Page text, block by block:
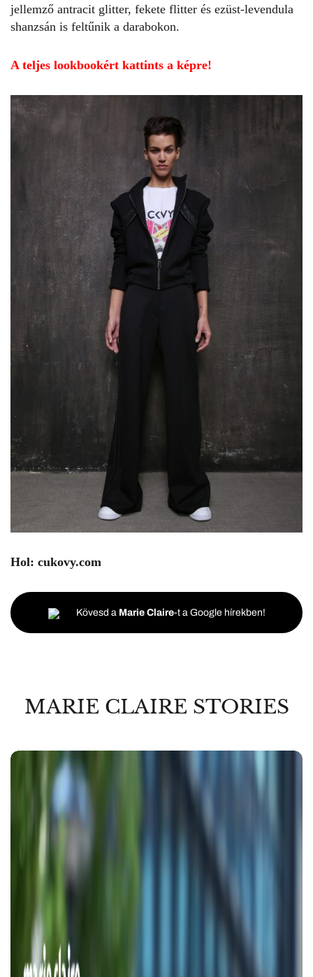
jellemző antracit glitter, fekete flitter és ezüst-levendula
shanzsán is feltűnik a darabokon.
A teljes lookbookért kattints a képre!
Hol: cukovy.com
Kövesd a Marie Claire-t a Google hírekben!
MARIE CLAIRE STORIES